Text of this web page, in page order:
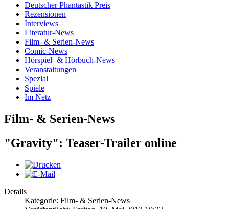
Deutscher Phantastik Preis
Rezensionen
Interviews
Literatur-News
Film- & Serien-News
Comic-News
Hörspiel- & Hörbuch-News
Veranstaltungen
Spezial
Spiele
Im Netz
Film- & Serien-News
"Gravity": Teaser-Trailer online
Details
Kategorie: Film- & Serien-News